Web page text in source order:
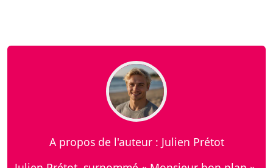
A propos de l'auteur : Julien Prétot